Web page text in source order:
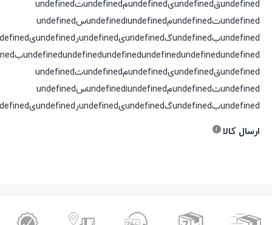
undefinedقundefinedیundefinedمundefinedتundefined
undefinedتundefinedمundefinedاundefinedسundefined
undefinedبundefinedگundefinedیundefinedرundefinedیundefinedدundefined
undefinedundefinedundefinedundefinedundefined
undefinedقundefinedیundefinedمundefinedتundefined
undefinedتundefinedمundefinedاundefinedسundefined
undefinedبundefinedگundefinedیundefinedرundefinedیundefinedدundefined
ارسال کالا